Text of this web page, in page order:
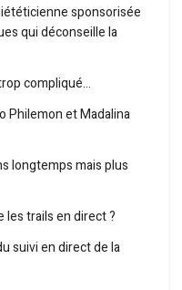
sponsorisée
qui déconseille la
compliqué…
Philemon et Madalina
longtemps mais plus
les trails en direct ?
suivi en direct de la